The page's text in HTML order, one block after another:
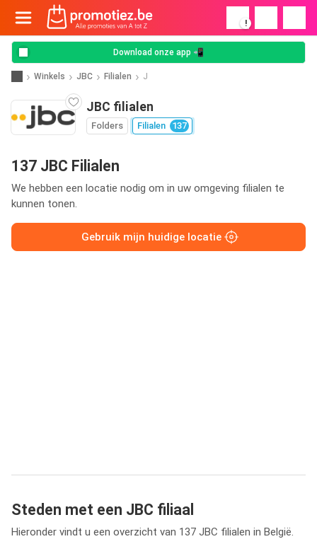
!
Download onze app 📲
Winkels JBC Filialen J
JBC filialen
Folders Filialen 137
137 JBC Filialen
We hebben een locatie nodig om in uw omgeving filialen te
kunnen tonen.
Gebruik mijn huidige locatie
Steden met een JBC filiaal
Hieronder vindt u een overzicht van 137 JBC filialen in België.